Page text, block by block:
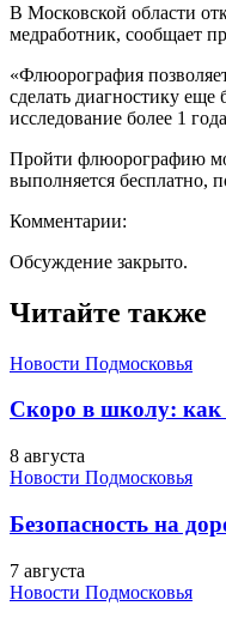
В Московской области
медработник, сообщает
«Флюорография
сделать диагностику
исследование более 1
Пройти флюорографию
выполняется бесплатно,
Комментарии:
Обсуждение закрыто.
Читайте также
Новости Подмосковья
Скоро в школу: как
8 августа
Новости Подмосковья
Безопасность на
7 августа
Новости Подмосковья